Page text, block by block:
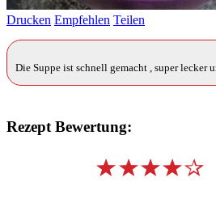
Drucken Empfehlen Teilen
Die Suppe ist schnell gemacht , super lecker
Rezept Bewertung: